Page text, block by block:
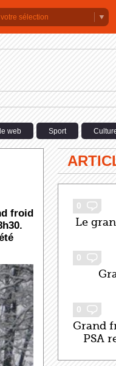
sélection
web Sport
froid
0
Le
0
0
Grand
PSA